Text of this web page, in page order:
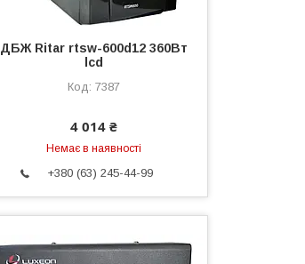
ДБЖ Ritar rtsw-600d12 360Вт
lcd
7387
4 014 ₴
Немає в наявності
+380 (63) 245-44-99